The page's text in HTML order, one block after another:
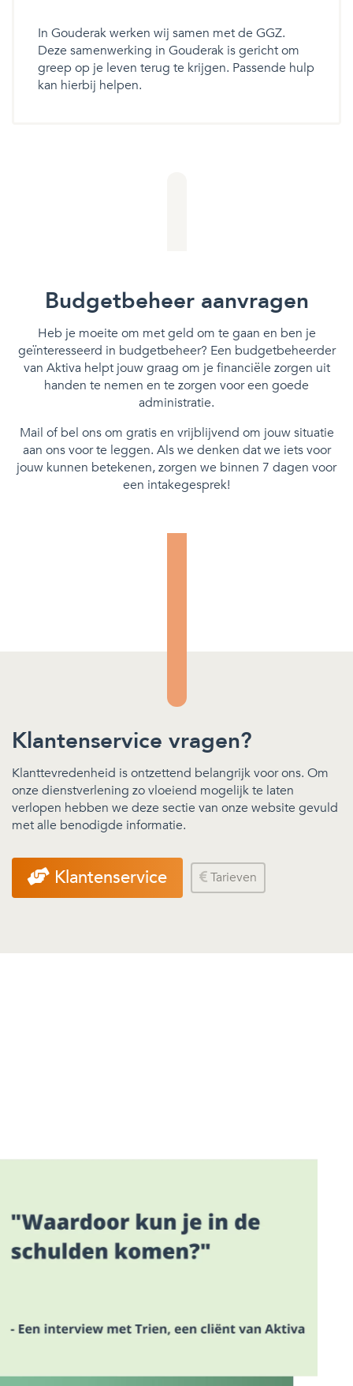
In Gouderak werken wij samen met de GGZ.
Deze samenwerking in Gouderak is gericht om
greep op je leven terug te krijgen. Passende hulp
kan hierbij helpen.
Budgetbeheer aanvragen
Heb je moeite om met geld om te gaan en ben je
geïnteresseerd in budgetbeheer? Een budgetbeheerder
van Aktiva helpt jouw graag om je financiële zorgen uit
handen te nemen en te zorgen voor een goede
administratie.
Mail of bel ons om gratis en vrijblijvend om jouw situatie
aan ons voor te leggen. Als we denken dat we iets voor
jouw kunnen betekenen, zorgen we binnen 7 dagen voor
een intakegesprek!
Klantenservice vragen?
Klanttevredenheid is ontzettend belangrijk voor ons. Om
onze dienstverlening zo vloeiend mogelijk te laten
verlopen hebben we deze sectie van onze website gevuld
met alle benodigde informatie.
Klantenservice Tarieven